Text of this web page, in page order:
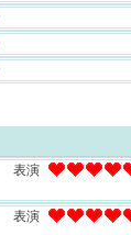
表演
表演